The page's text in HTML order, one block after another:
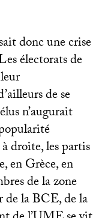
donc une crise
électorats de
de se
n’augurait
droite, les partis
en Grèce, en
de la zone
de laBCE, de la